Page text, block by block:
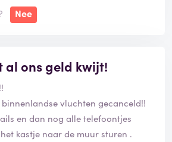
Nee
al ons geld kwijt!
vluchten gecanceld!!
en dan nog alle telefoontjes
kastje naar de muur sturen .